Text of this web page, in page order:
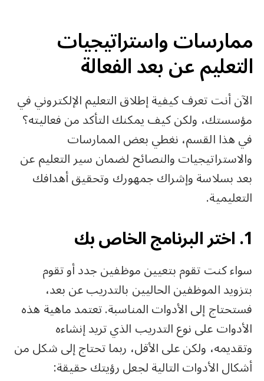
ممارسات واستراتيجيات
التعليم عن بعد الفعالة
الآن أنت تعرف كيفية إطلاق التعليم الإلكتروني في
مؤسستك، ولكن كيف يمكنك التأكد من فعاليته؟
في هذا القسم، نغطي بعض الممارسات
والاستراتيجيات والنصائح لضمان سير التعليم عن
بعد بسلاسة وإشراك جمهورك وتحقيق أهدافك
التعليمية.
1. اختر البرنامج الخاص بك
سواء كنت تقوم بتعيين موظفين جدد أو تقوم
بتزويد الموظفين الحاليين بالتدريب عن بعد،
فستحتاج إلى الأدوات المناسبة. تعتمد ماهية هذه
الأدوات على نوع التدريب الذي تريد إنشاءه
وتقديمه، ولكن على الأقل، ربما تحتاج إلى شكل من
أشكال الأدوات التالية لجعل رؤيتك حقيقة: